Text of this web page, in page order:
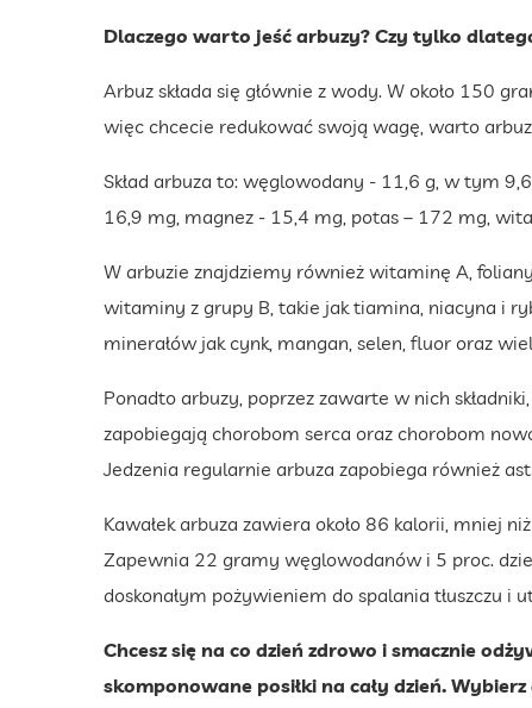
Dlaczego warto jeść arbuzy? Czy tylko
Arbuz składa się głównie z wody. W około 150
więc chcecie redukować swoją wagę, warto
Skład arbuza to: węglowodany - 11,6 g, w tym
16,9 mg, magnez - 15,4 mg, potas – 172 mg,
W arbuzie znajdziemy również witaminę A,
witaminy z grupy B, takie jak tiamina, niacyna i
minerałów jak cynk, mangan, selen, fluor oraz
Ponadto arbuzy, poprzez zawarte w nich
zapobiegają chorobom serca oraz chorobom
Jedzenia regularnie arbuza zapobiega również
Kawałek arbuza zawiera około 86 kalorii, mniej
Zapewnia 22 gramy węglowodanów i 5 proc.
doskonałym pożywieniem do spalania tłuszczu i
Chcesz się na co dzień zdrowo i smacznie
skomponowane posiłki na cały dzień.